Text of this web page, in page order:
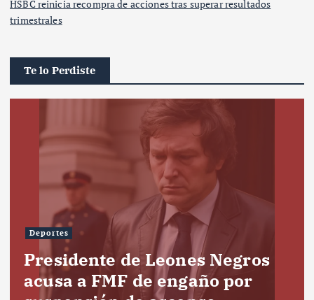
HSBC reinicia recompra de acciones tras superar resultados
trimestrales
Te lo Perdiste
Deportes
Presidente de Leones Negros
acusa a FMF de engaño por